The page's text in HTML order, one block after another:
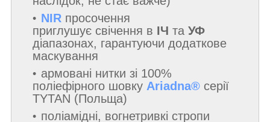
NIR просочення
приглушує свічення в ІЧ та УФ
діапазонах, гарантуючи додаткове
маскування
армовані нитки зі 100%
поліефірного шовку Ariadna® серії
TYTAN (Польща)
поліамідні, вогнетривкі стропи